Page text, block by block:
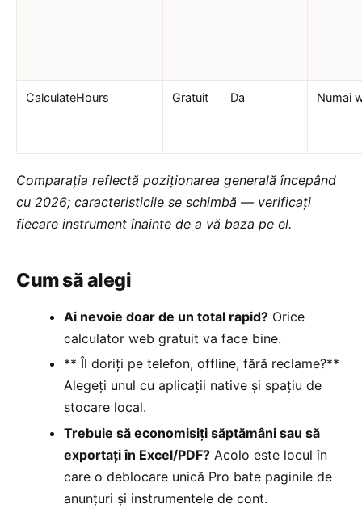
CalculateHours Gratuit Da Numai
Comparația reflectă poziționarea generală începând
cu 2026; caracteristicile se schimbă — verificați
fiecare instrument înainte de a vă baza pe el.
Cum să alegi
Ai nevoie doar de un total rapid? Orice
calculator web gratuit va face bine.
** Îl doriți pe telefon, offline, fără reclame?**
Alegeți unul cu aplicații native și spațiu de
stocare local.
Trebuie să economisiți săptămâni sau să
exportați în Excel/PDF? Acolo este locul în
care o deblocare unică Pro bate paginile de
anunțuri și instrumentele de cont.